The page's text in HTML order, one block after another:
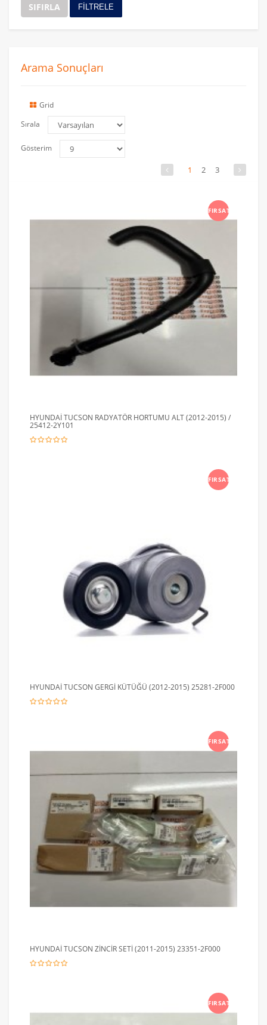
SIFIRLA FİLTRELE
Arama Sonuçları
Grid
Sırala
Gösterim
1 2 3
FIRSAT
HYUNDAİ TUCSON RADYATÖR HORTUMU ALT (2012-2015) /
25412-2Y101
FIRSAT
HYUNDAİ TUCSON GERGİ KÜTÜĞÜ (2012-2015) 25281-2F000
FIRSAT
HYUNDAİ TUCSON ZİNCİR SETİ (2011-2015) 23351-2F000
FIRSAT